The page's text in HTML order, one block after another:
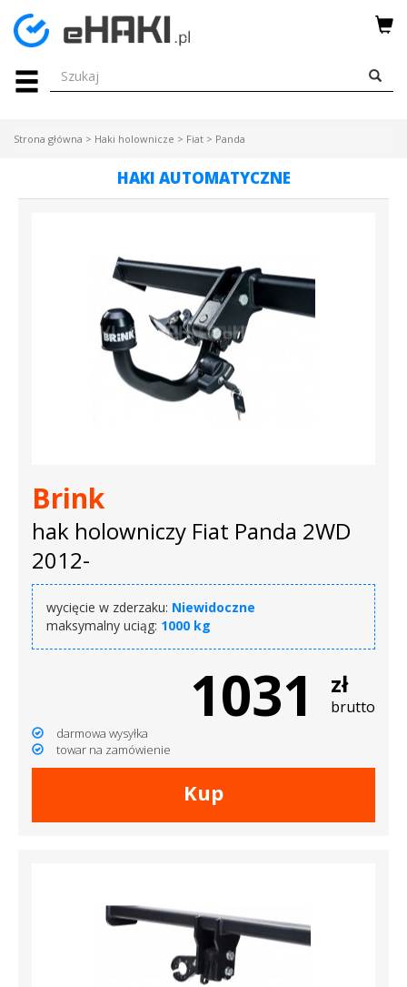
Menu
HAKI
WIĄZKI
SPORTOWE
Turystyka
Przyczepy
samochodowe
Strona główna > Haki holownicze > Fiat > Panda
HAKI AUTOMATYCZNE
Brink
hak holowniczy Fiat Panda 2WD
2012-
wycięcie w zderzaku: Niewidoczne
maksymalny uciąg: 1000 kg
1031 zł
brutto
darmowa wysyłka
towar na zamówienie
Kup